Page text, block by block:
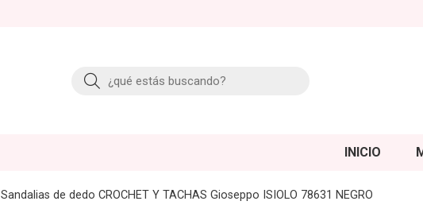
Buscar
INICIO
Sandalias de dedo CROCHET Y TACHAS Gioseppo ISIOLO 78631 NEGRO